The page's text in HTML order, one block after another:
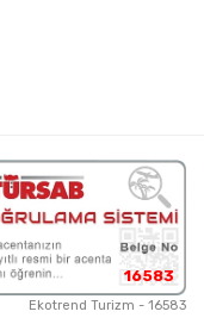
16583
Ekotrend Turizm - 16583